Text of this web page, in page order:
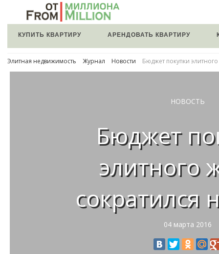
КУПИТЬ КВАРТИРУ АРЕНДОВАТЬ КВАРТИРУ
Элитная недвижимость Журнал Новости Бюджет покупки
НОВОСТЬ
Бюджет
элитного
сократился
04 марта 2016